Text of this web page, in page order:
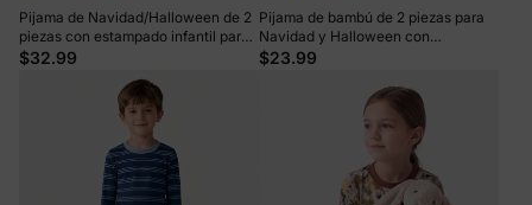
Pijama de Navidad/Halloween de 2
piezas con estampado infantil para
niños pequeños (ajustado)
$32.99
Pijama de bambú de 2 piezas para
Navidad y Halloween con
estampado divertido para niños
$23.99